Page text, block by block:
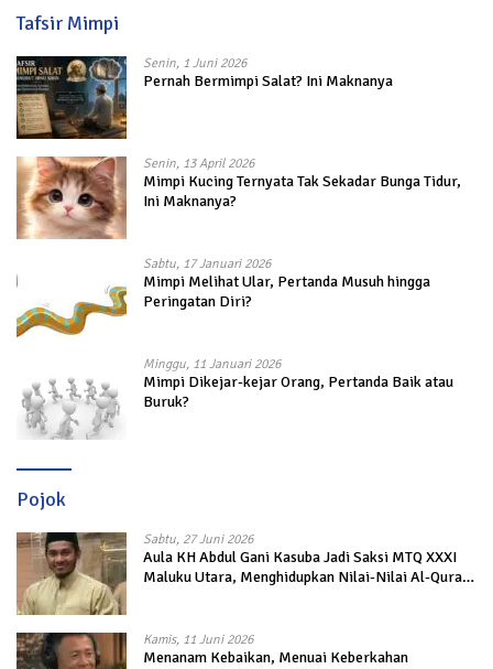
Tafsir Mimpi
Senin, 1 Juni 2026
Pernah Bermimpi Salat? Ini Maknanya
Senin, 13 April 2026
Mimpi Kucing Ternyata Tak Sekadar Bunga Tidur,
Ini Maknanya?
Sabtu, 17 Januari 2026
Mimpi Melihat Ular, Pertanda Musuh hingga
Peringatan Diri?
Minggu, 11 Januari 2026
Mimpi Dikejar-kejar Orang, Pertanda Baik atau
Buruk?
Pojok
Sabtu, 27 Juni 2026
Aula KH Abdul Gani Kasuba Jadi Saksi MTQ XXXI
Maluku Utara, Menghidupkan Nilai-Nilai Al-Quran
Kamis, 11 Juni 2026
Menanam Kebaikan, Menuai Keberkahan